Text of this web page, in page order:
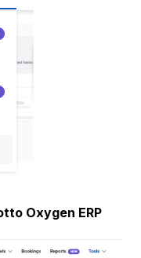
Oxygen ERP